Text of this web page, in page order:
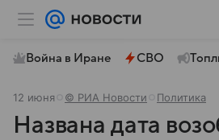
Война в Иране СВО
12 июня © РИА Новости Политика
Названа дата